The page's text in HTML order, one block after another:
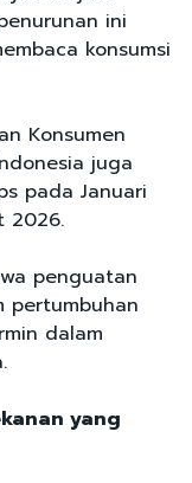
ini
konsumsi
Konsumen
juga
pada Januari
2026.
penguatan
pertumbuhan
dalam
yang